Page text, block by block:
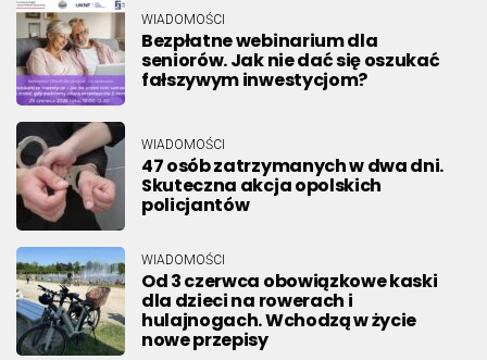
WIADOMOŚCI
Bezpłatne webinarium dla
seniorów. Jak nie dać się oszukać
fałszywym inwestycjom?
WIADOMOŚCI
47 osób zatrzymanych w dwa dni.
Skuteczna akcja opolskich
policjantów
WIADOMOŚCI
Od 3 czerwca obowiązkowe kaski
dla dzieci na rowerach i
hulajnogach. Wchodzą w życie
nowe przepisy